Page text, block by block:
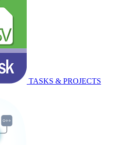
TASKS & PROJECTS